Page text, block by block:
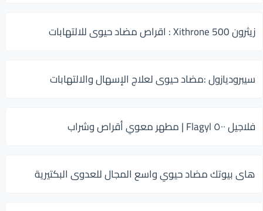
زيثرون 500 Xithrone : اقراص مضاد حيوى للالتهابات
سيبروديازول :مضاد حيوى لعلاج الإسهال والالتهابات
فلاجيل ٥٠٠ Flagyl | مطهر معوي أقراص وشراب
هاى بيوتك مضاد حيوي واسع المجال للعدوى البكتيرية